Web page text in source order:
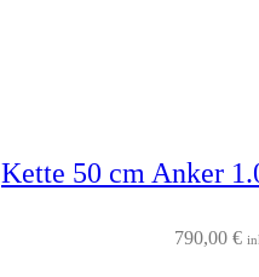
Kette 50 cm Anker
790,00 €